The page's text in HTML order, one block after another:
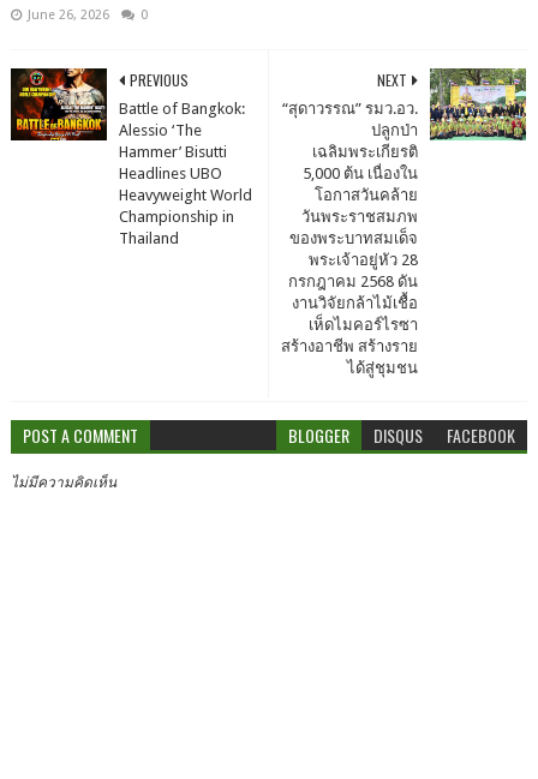
June 26, 2026 0
NEXT
“สุดาวรรณ” รมว.อว.
ปลูกป่า
เฉลิมพระเกียรติ
5,000 ต้น เนื่องใน
โอกาสวันคล้าย
วันพระราชสมภพ
ของพระบาทสมเด็จ
พระเจ้าอยู่หัว 28
กรกฎาคม 2568 ดัน
งานวิจัยกล้าไม้เชื้อ
เห็ดไมคอร์ไรซา
สร้างอาชีพ สร้างราย
ได้สู่ชุมชน
PREVIOUS
Battle of Bangkok:
Alessio ‘The
Hammer’ Bisutti
Headlines UBO
Heavyweight World
Championship in
Thailand
POST A COMMENT BLOGGER DISQUS FACEBOOK
ไม่มีความคิดเห็น